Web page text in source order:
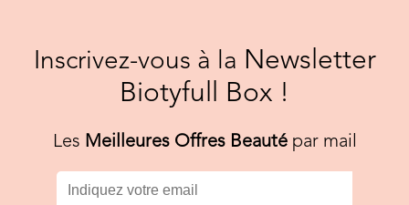
Inscrivez-vous à la Newsletter
Biotyfull Box !
Les Meilleures Offres Beautépar mail